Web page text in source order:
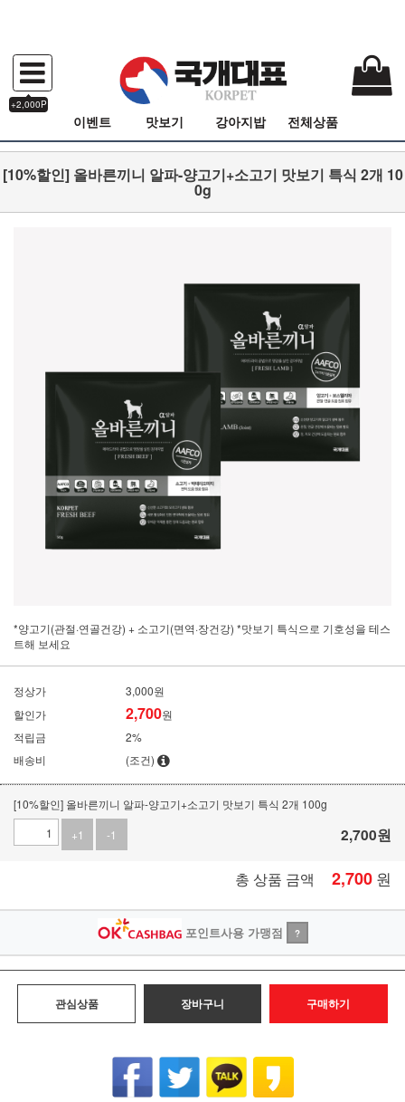
+2,000P
이벤트 맛보기 강아지밥 전체상품
[10%할인] 올바른끼니 알파-양고기+소고기 맛보기 특식 2개 10
0g
*양고기(관절·연골건강) + 소고기(면역·장건강) *맛보기 특식으로 기호성을 테스
트해 보세요
정상가
3,000원
할인가
2,700원
적립금
2%
배송비
(조건)
[10%할인] 올바른끼니 알파-양고기+소고기 맛보기 특식 2개 100g
+1
-1 2,700원
총 상품 금액 2,700 원
포인트사용 가맹점 ?
관심상품 장바구니 구매하기